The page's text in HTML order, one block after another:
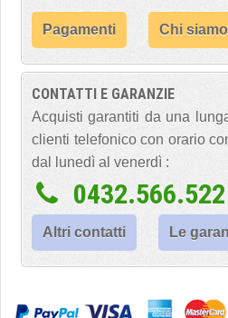
Pagamenti Chi siamo
CONTATTI E GARANZIE
Acquisti garantiti da una
clienti telefonico con orario
dal lunedì al venerdì :
0432.566.522
Altri contatti Le